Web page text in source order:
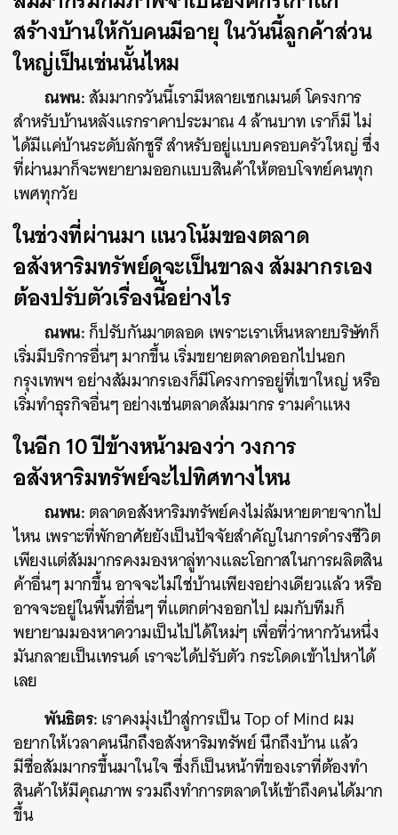
สร้างบ้านให้กับคนมีอายุ ในวันนี้ลูกค้าส่วน
ใหญ่เป็นเช่นนั้นไหม
ณพน:สัมมากรวันนี้เรามีหลายเซกเมนต์ โครงการ
สำหรับบ้านหลังแรกราคาประมาณ 4 ล้านบาท เราก็มี ไม่
ได้มีแค่บ้านระดับลักชูรี สำหรับอยู่แบบครอบครัวใหญ่ ซึ่ง
ที่ผ่านมาก็จะพยายามออกแบบสินค้าให้ตอบโจทย์คนทุก
เพศทุกวัย
ในช่วงที่ผ่านมา แนวโน้มของตลาด
อสังหาริมทรัพย์ดูจะเป็นขาลง สัมมากรเอง
ต้องปรับตัวเรื่องนี้อย่างไร
ณพน:ก็ปรับกันมาตลอด เพราะเราเห็นหลายบริษัทก็
เริ่มมีบริการอื่นๆ มากขึ้น เริ่มขยายตลาดออกไปนอก
กรุงเทพฯ อย่างสัมมากรเองก็มีโครงการอยู่ที่เขาใหญ่ หรือ
เริ่มทำธุรกิจอื่นๆ อย่างเช่นตลาดสัมมากร รามคำแหง
ในอีก 10 ปีข้างหน้ามองว่า วงการ
อสังหาริมทรัพย์จะไปทิศทางไหน
ณพน:ตลาดอสังหาริมทรัพย์คงไม่ล้มหายตายจากไป
ไหน เพราะที่พักอาศัยยังเป็นปัจจัยสำคัญในการดำรงชีวิต
เพียงแต่สัมมากรคงมองหาลู่ทางและโอกาสในการผลิตสิน
ค้าอื่นๆ มากขึ้น อาจจะไม่ใช่บ้านเพียงอย่างเดียวแล้ว หรือ
อาจจะอยู่ในพื้นที่อื่นๆ ที่แตกต่างออกไป ผมกับทีมก็
พยายามมองหาความเป็นไปได้ใหม่ๆ เพื่อที่ว่าหากวันหนึ่ง
มันกลายเป็นเทรนด์ เราจะได้ปรับตัว กระโดดเข้าไปหาได้
เลย
พันธิตร:เราคงมุ่งเป้าสู่การเป็น Top of Mind ผม
อยากให้เวลาคนนึกถึงอสังหาริมทรัพย์ นึกถึงบ้าน แล้ว
มีชื่อสัมมากรขึ้นมาในใจ ซึ่งก็เป็นหน้าที่ของเราที่ต้องทำ
สินค้าให้มีคุณภาพ รวมถึงทำการตลาดให้เข้าถึงคนได้มาก
ขึ้น